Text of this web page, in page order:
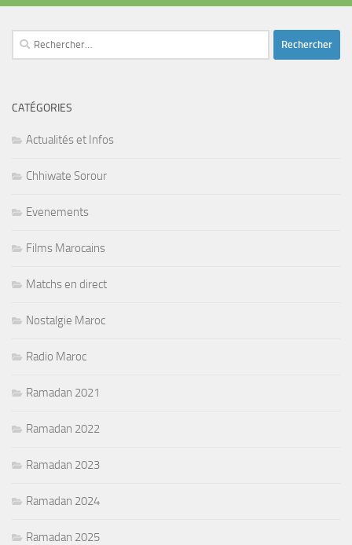
Rechercher :
CATÉGORIES
Actualités et Infos
Chhiwate Sorour
Evenements
Films Marocains
Matchs en direct
Nostalgie Maroc
Radio Maroc
Ramadan 2021
Ramadan 2022
Ramadan 2023
Ramadan 2024
Ramadan 2025